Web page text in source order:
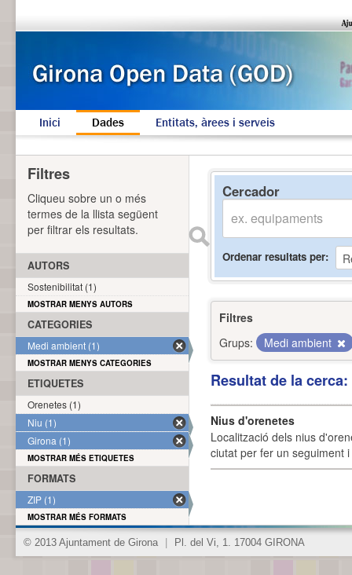
Inici Dades Entitats, àrees i serveis
Cercador
Ordenar resultats per
Filtres
Grups:
Medi ambient
Resultat de la
Nius d'orenetes
Localització dels nius
ciutat per fer un seguiment
Filtres
Cliqueu sobre un o més
termes de la llista següent
per filtrar els resultats.
AUTORS
Sostenibilitat (1)
MOSTRAR MENYS AUTORS
CATEGORIES
Medi ambient (1)
MOSTRAR MENYS CATEGORIES
ETIQUETES
Orenetes (1)
Niu (1)
Girona (1)
MOSTRAR MÉS ETIQUETES
FORMATS
ZIP (1)
MOSTRAR MÉS FORMATS
© 2013 Ajuntament de Girona Pl. del Vi, 1. 17004 GIRONA